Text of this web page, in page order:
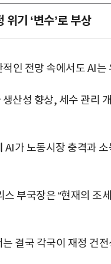
기 ‘변수’로 부상
인 전망 속에서도 AI는
생산성 향상, 세수 관리
AI가 노동시장 충격과
스 부국장은 “현재의 조
결국 각국이 재정 건